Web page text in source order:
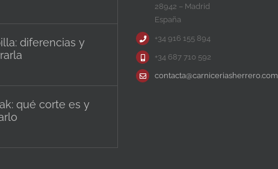
diferencias y
qué corte es y
28942 – Madrid
España
+34 916 155 894
+34 687 710 592
contacta@carniceriasherrero.com